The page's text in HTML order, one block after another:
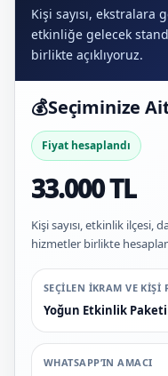
Kişi sayısı, ekstralara
etkinliğe gelecek
birlikte açıklıyoruz.
💰Seçiminize
Fiyat hesaplandı
33.000 TL
Kişi sayısı, etkinlik ilçesi,
hizmetler birlikte
SEÇILEN IKRAM VE KIŞI
Yoğun Etkinlik Paketi
WHATSAPP’IN AMACI